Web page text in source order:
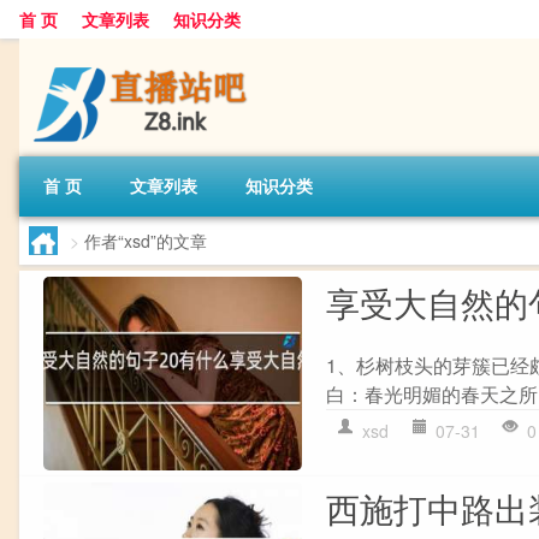
首 页 文章列表 知识分类
首 页 文章列表 知识分类
> 作者“xsd”的文章
享受大自然
1、杉树枝头的芽簇已
白：春光明媚的春天之
xsd 07-31 0
西施打中路